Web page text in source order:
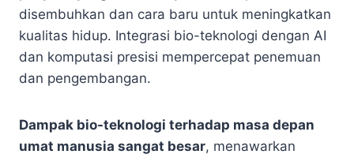
disembuhkan dan cara baru untuk meningkatkan
kualitas hidup. Integrasi bio-teknologi dengan AI
dan komputasi presisi mempercepat penemuan
dan pengembangan.
Dampak bio-teknologi terhadap masa depan
umat manusia sangat besar, menawarkan